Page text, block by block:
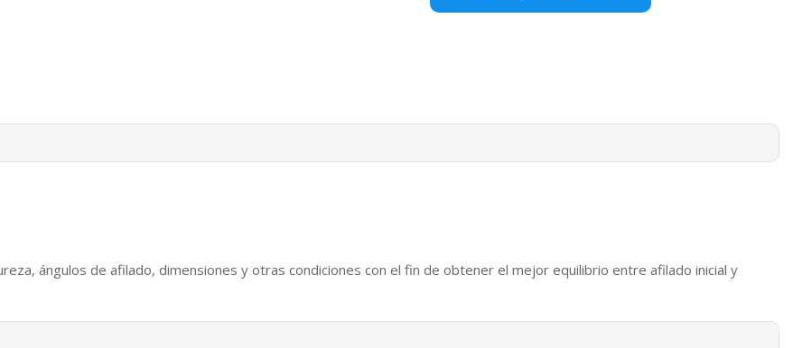
ángulos de afilado, dimensiones y otras condiciones con el fin de obtener el mejor equilibrio entre afilado inicial y